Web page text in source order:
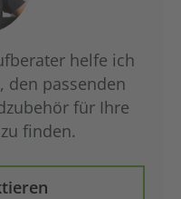
helfe ich
den passenden
für Ihre
finden.